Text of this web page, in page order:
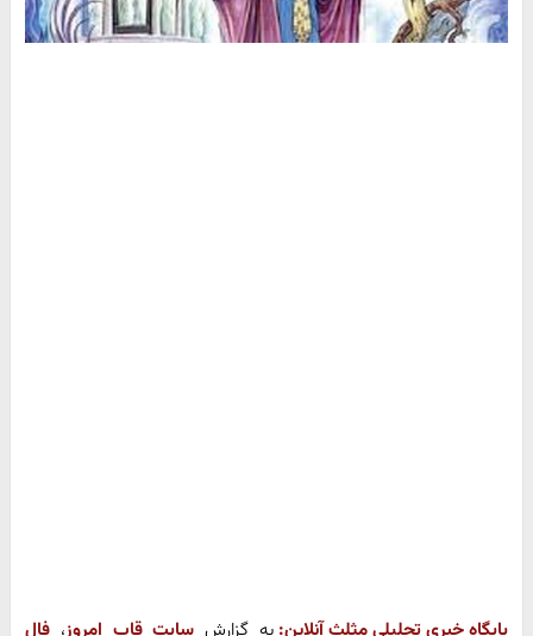
پایگاه خبری تحلیلی مثلث آنلاین: به گزارشسایت قاب امروز، فال